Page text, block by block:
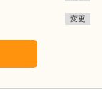
変更